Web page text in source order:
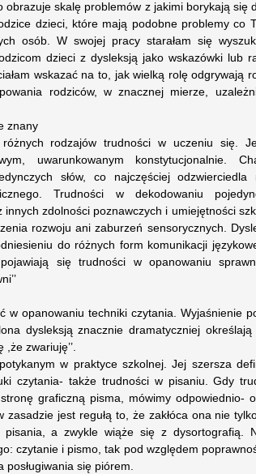
obrazuje skalę problemów z jakimi borykają się
dzieci, które mają podobne problemy co
osób. W swojej pracy starałam się
dzieci z dysleksją jako wskazówki lub
wskazać na to, jak wielką rolę odgrywają
rodziców, w znacznej mierze,
znany
rodzajów trudności w uczeniu się.
uwarunkowanym konstytucjonalnie.
słów, co najczęściej odzwierciedla
Trudności w dekodowaniu
innych zdolności poznawczych i umiejętności
rozwoju ani zaburzeń sensorycznych.
do różnych form komunikacji
się trudności w opanowaniu
w opanowaniu techniki czytania. Wyjaśnienie
dysleksją znacznie dramatyczniej określają
,że zwariuję’’.
w praktyce szkolnej. Jej szersza
czytania- także trudności w pisaniu. Gdy
graficzną pisma, mówimy odpowiednio-
zasadzie jest regułą to, że zakłóca ona nie
a zwykle wiąże się z dysortografią.
czytanie i pismo, tak pod względem
posługiwania się piórem.